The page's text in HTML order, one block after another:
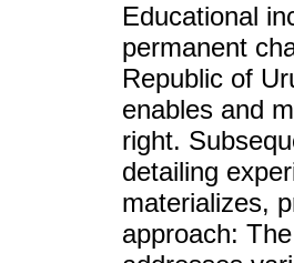
Educational
permanent
Republic of
enables and
right.
detailing
materializes,
approach: